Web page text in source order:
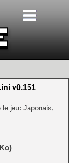
v0.151
le jeu: Japonais,